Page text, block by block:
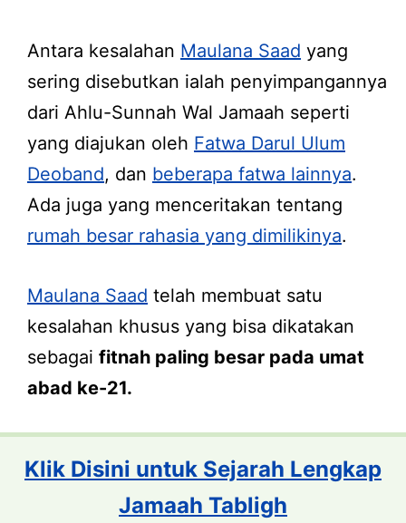
Antara kesalahan Maulana Saad yang
sering disebutkan ialah penyimpangannya
dari Ahlu-Sunnah Wal Jamaah seperti
yang diajukan oleh Fatwa Darul Ulum
Deoband, dan beberapa fatwa lainnya.
Ada juga yang menceritakan tentang
rumah besar rahasia yang dimilikinya.
Maulana Saad telah membuat satu
kesalahan khusus yang bisa dikatakan
sebagai fitnah paling besar pada umat
abad ke-21.
Klik Disini untuk Sejarah Lengkap
Jamaah Tabligh